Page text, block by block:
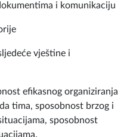
i komunikaciju
vještine i
efikasnog organiziranja
tima, sposobnost brzog i
sposobnost